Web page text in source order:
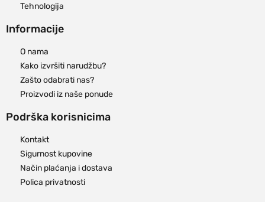
Tehnologija
Informacije
O nama
Kako izvršiti narudžbu?
Zašto odabrati nas?
Proizvodi iz naše ponude
Podrška korisnicima
Kontakt
Sigurnost kupovine
Način plaćanja i dostava
Polica privatnosti